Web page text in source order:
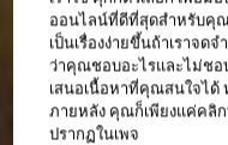
ออนไลน์ที่ดีที่สุดสำหรับคุณ
เป็นเรื่องง่ายขึ้นถ้าเราจด
ว่าคุณชอบอะไรและไม่ชอ
เสนอเนื้อหาที่คุณสนใจได้
ภายหลัง คุณก็เพียงแค่คลิ
ปรากฏในเพจ